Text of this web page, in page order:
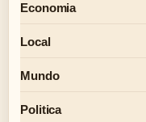
Economia
Local
Mundo
Politica